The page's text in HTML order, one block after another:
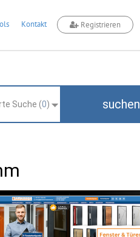
Kontakt Registrieren
Suche (0) suchen